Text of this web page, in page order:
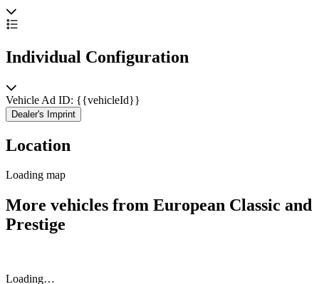
Individual Configuration
Vehicle Ad ID: {{vehicleId}}
Dealer's Imprint
Location
Loading map
More vehicles from European Classic and
Prestige
Loading…